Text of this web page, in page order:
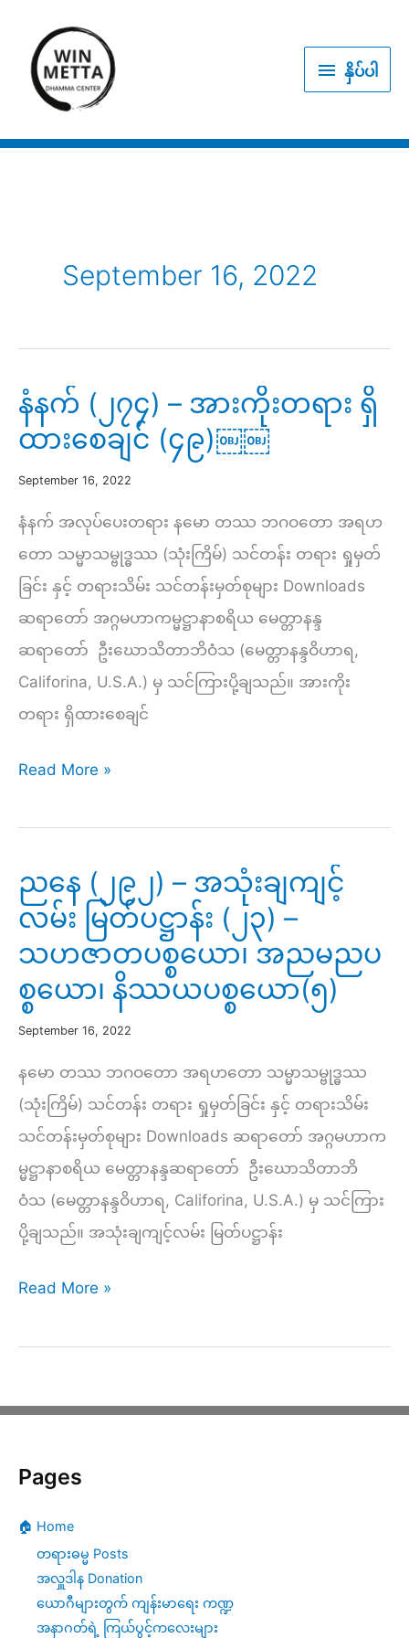
content
နှိပ် နှိပ်ပါ
September 16, 2022
နံနက် (၂၇၄) – အားကိုးတရား ရှိ
ထားစေချင် (၄၉)￼￼
September 16, 2022
နံနက် အလုပ်ပေးတရား နမော တဿ ဘဂဝတော အရဟ
တော သမ္မာသမ္ဗုဒ္ဓဿ (သုံးကြိမ်) သင်တန်း တရား ရှုမှတ်
ခြင်း နှင့် တရားသိမ်း သင်တန်းမှတ်စုများ Downloads
ဆရာတော် အဂ္ဂမဟာကမ္မဋ္ဌာနာစရိယ မေတ္တာနန္ဒ
ဆရာတော် ဦးဃောသိတာဘိဝံသ (မေတ္တာနန္ဒဝိဟာရ,
Califorina, U.S.A.) မှ သင်ကြားပို့ချသည်။ အားကိုး
တရား ရှိထားစေချင်
နံနက်
–
တရား
ရှိ
ထား
စေ
ချင်
￼
Read More »
ညနေ (၂၉၂) – အသုံးချကျင့်
လမ်း မြတ်ပဋ္ဌာန်း (၂၃) –
သဟဇာတပစ္စယော၊ အညမညပ
စ္စယော၊ နိဿယပစ္စယော(၅)
September 16, 2022
နမော တဿ ဘဂဝတော အရဟတော သမ္မာသမ္ဗုဒ္ဓဿ
(သုံးကြိမ်) သင်တန်း တရား ရှုမှတ်ခြင်း နှင့် တရားသိမ်း
သင်တန်းမှတ်စုများ Downloads ဆရာတော် အဂ္ဂမဟာက
မ္မဋ္ဌာနာစရိယ မေတ္တာနန္ဒဆရာတော် ဦးဃောသိတာဘိ
ဝံသ (မေတ္တာနန္ဒဝိဟာရ, Califorina, U.S.A.) မှ သင်ကြား
ပို့ချသည်။ အသုံးချကျင့်လမ်း မြတ်ပဋ္ဌာန်း
ညနေ
–
ကျင့်
မြတ်
Read More »
Pages
🏠 Home
တရားဓမ္မ Posts
အလှူဒါန Donation
ယောဂီများတွက် ကျန်းမာရေး ကဏ္ဍ
အနာဂတ်ရဲ့ ကြယ်ပွင့်ကလေးများ